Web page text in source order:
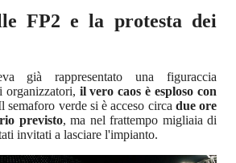
FP2 e la protesta dei
già rappresentato una figuraccia
organizzatori, il vero caos è esploso con
semaforo verde si è acceso circa due ore
previsto, ma nel frattempo migliaia di
invitati a lasciare l'impianto.